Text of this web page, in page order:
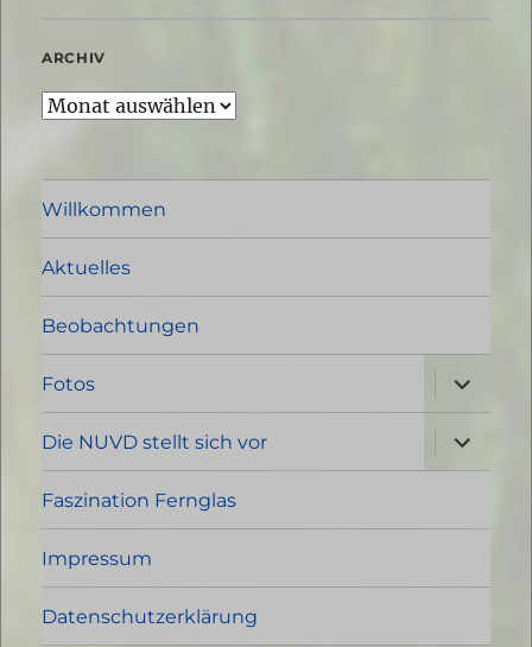
ARCHIV
Archiv
Willkommen
Aktuelles
Beobachtungen
Fotos
öffnen
Die NUVD stellt sich vor
öffnen
Faszination Fernglas
Impressum
Datenschutzerklärung